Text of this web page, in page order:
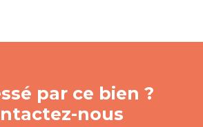
par ce bien ?
nous